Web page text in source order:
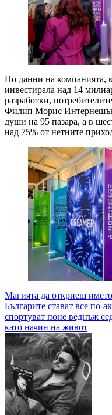
По данни на компанията,
инвестирала над 14
разработки,
Филип Морис
души на 95 пазара, а в
над 75% от нетните
Навигация
Магията да откриеш
Българите стават все
спортуват поне веднъж
като начин на живот